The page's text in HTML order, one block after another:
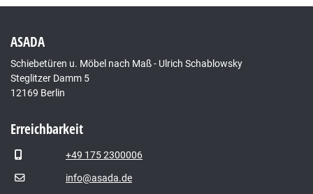
ASADA
Schiebetüren u. Möbel nach Maß - Ulrich Schablowsky
Steglitzer Damm 5
12169 Berlin
Erreichbarkeit
+49 175 2300006
info@asada.de